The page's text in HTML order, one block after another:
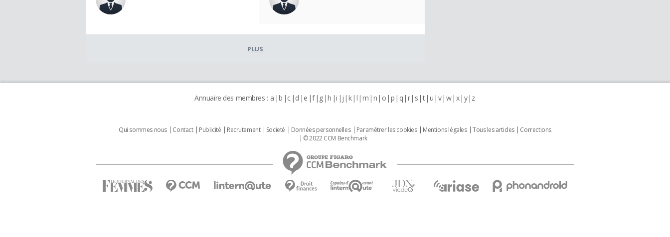
PLUS
Annuaire des membres : a b c d e f g h i j k l m n o p q r s t u v w x y z
Qui sommes nous Contact Publicité Recrutement Societé Données personnelles Paramétrer les cookies Mentions légales Tous les articles
Corrections
© 2022 CCM Benchmark